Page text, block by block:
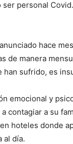
personal
hace
de manera
han sufrido, es
emocional y
contagiar a su
hoteles donde
al día.